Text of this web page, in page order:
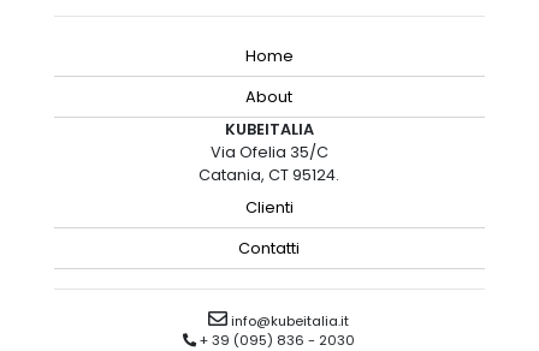
Home
About
KUBEITALIA
Via Ofelia 35/C
Catania, CT 95124.
Clienti
Contatti
info@kubeitalia.it
+ 39 (095) 836 - 2030